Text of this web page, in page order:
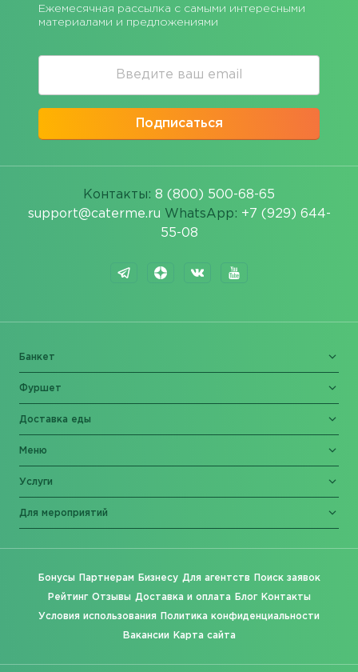
Ежемесячная рассылка с самыми интересными
материалами и предложениями
Подписаться
Контакты: 8 (800) 500-68-65
support@caterme.ru WhatsApp: +7 (929) 644-
55-08
Банкет
Фуршет
Доставка еды
Меню
Услуги
Для мероприятий
Бонусы Партнерам Бизнесу Для агентств Поиск заявок
Рейтинг Отзывы Доставка и оплата Блог Контакты
Условия использования Политика конфиденциальности
Вакансии Карта сайта